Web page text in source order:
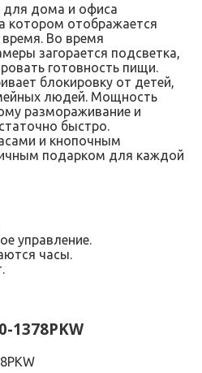
для дома и офиса
котором отображается
Во время
загорается подсветка,
готовность пищи.
блокировку от детей,
людей. Мощность
размораживание и
быстро.
и кнопочным
подарком для каждой
управление.
часы.
1378PKW